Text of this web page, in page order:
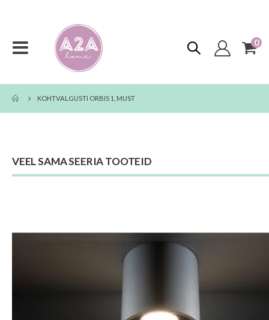
Toggle
Nav
Cart
0
KOHTVALGUSTI ORBIS 1, MUST
VEEL SAMA SEERIA TOOTEID